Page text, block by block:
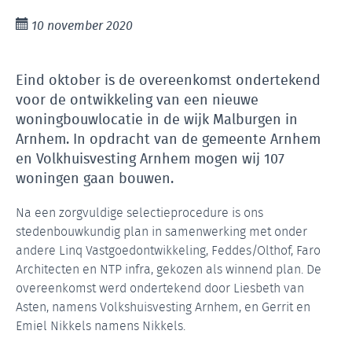
10 november 2020
Eind oktober is de overeenkomst ondertekend
voor de ontwikkeling van een nieuwe
woningbouwlocatie in de wijk Malburgen in
Arnhem. In opdracht van de gemeente Arnhem
en Volkhuisvesting Arnhem mogen wij 107
woningen gaan bouwen.
Na een zorgvuldige selectieprocedure is ons
stedenbouwkundig plan in samenwerking met onder
andere Linq Vastgoedontwikkeling, Feddes/Olthof, Faro
Architecten en NTP infra, gekozen als winnend plan. De
overeenkomst werd ondertekend door Liesbeth van
Asten, namens Volkshuisvesting Arnhem, en Gerrit en
Emiel Nikkels namens Nikkels.